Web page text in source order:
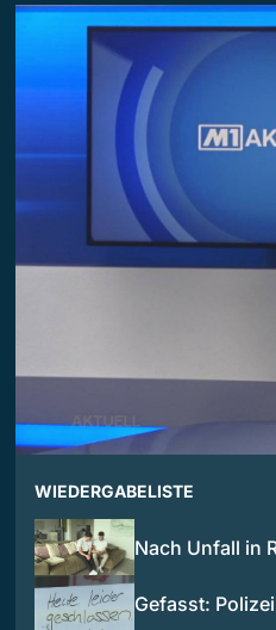
WIEDERGABELISTE
Nach Unfall in
Gefasst: